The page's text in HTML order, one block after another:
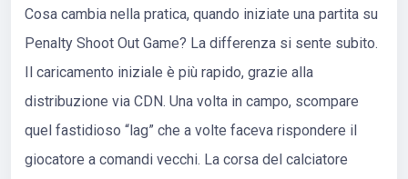
Cosa cambia nella pratica, quando iniziate una partita su
Penalty Shoot Out Game? La differenza si sente subito.
Il caricamento iniziale è più rapido, grazie alla
distribuzione via CDN. Una volta in campo, scompare
quel fastidioso “lag” che a volte faceva rispondere il
giocatore a comandi vecchi. La corsa del calciatore